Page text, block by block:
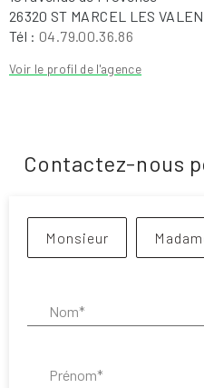
26320 ST MARCEL LES
Tél :04.79.00.36.86
Voir le profil de l'agence
Contactez-nous
Civilité :
Monsieur